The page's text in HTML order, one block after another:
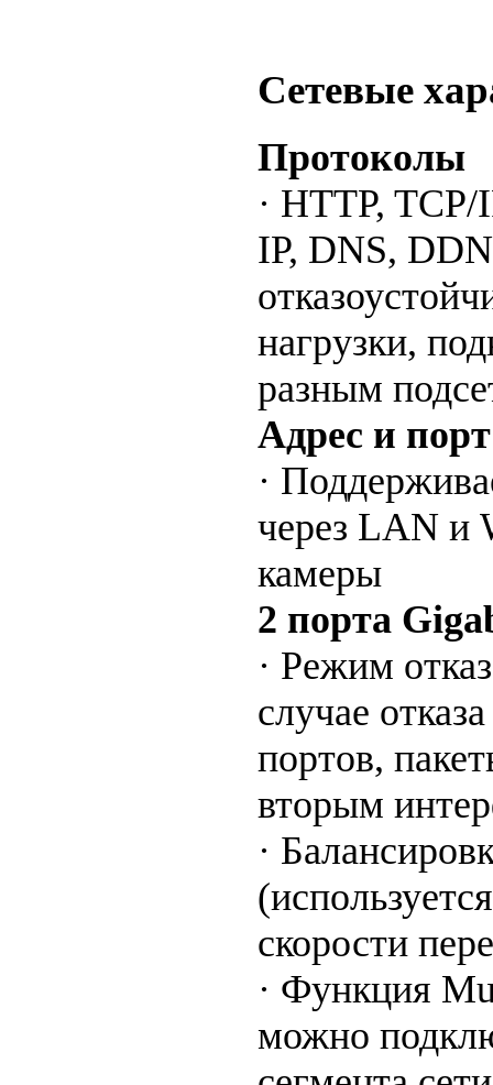
Сетевые
Протоколы
· HTTP,
IP, DNS,
нагрузки,
разным
Адрес и
·
через LAN и
камеры
2 порта
· Режим
случае
портов,
вторым
·
скорости
· Функция
можно